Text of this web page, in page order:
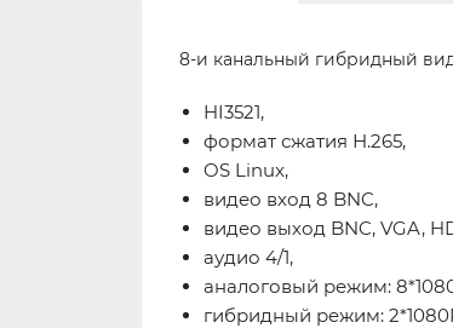
8-и канальный гибридный
HI3521,
формат сжатия Н.265,
OS Linux,
видео вход 8 BNC,
видео выход BNC, VGA,
аудио 4/1,
аналоговый режим:
гибридный режим: